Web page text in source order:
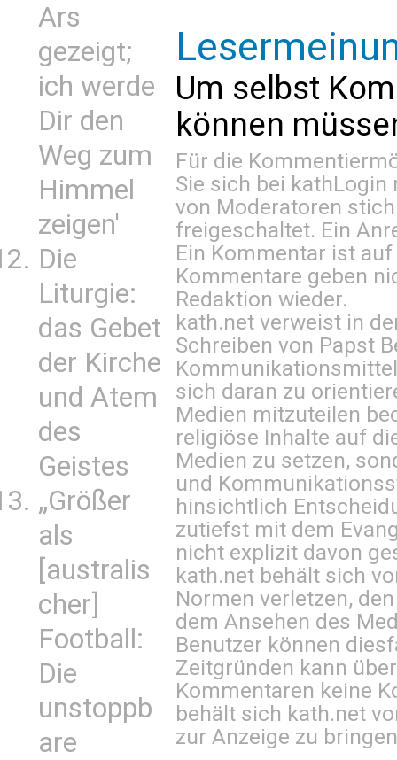
Ars
gezeigt;
ich werde
Dir den
Weg zum
Himmel
zeigen'
Die
Liturgie:
das Gebet
der Kirche
und Atem
des
Geistes
„Größer
als
[australis
cher]
Football:
Die
unstoppb
are
Um selbst
können
Für die
Sie sich bei kathLogin
von Moderatoren
freigeschaltet. Ein
Ein Kommentar ist
Kommentare geben
Redaktion wieder.
kath.net verweist in
Schreiben von Papst
sich daran zu
Medien mitzuteilen
religiöse Inhalte auf
Medien zu setzen,
und
hinsichtlich
zutiefst mit dem
nicht explizit davon
kath.net behält sich
Normen verletzen,
dem Ansehen des
Benutzer können
Zeitgründen kann
Kommentaren keine
behält sich kath.net
zur Anzeige zu